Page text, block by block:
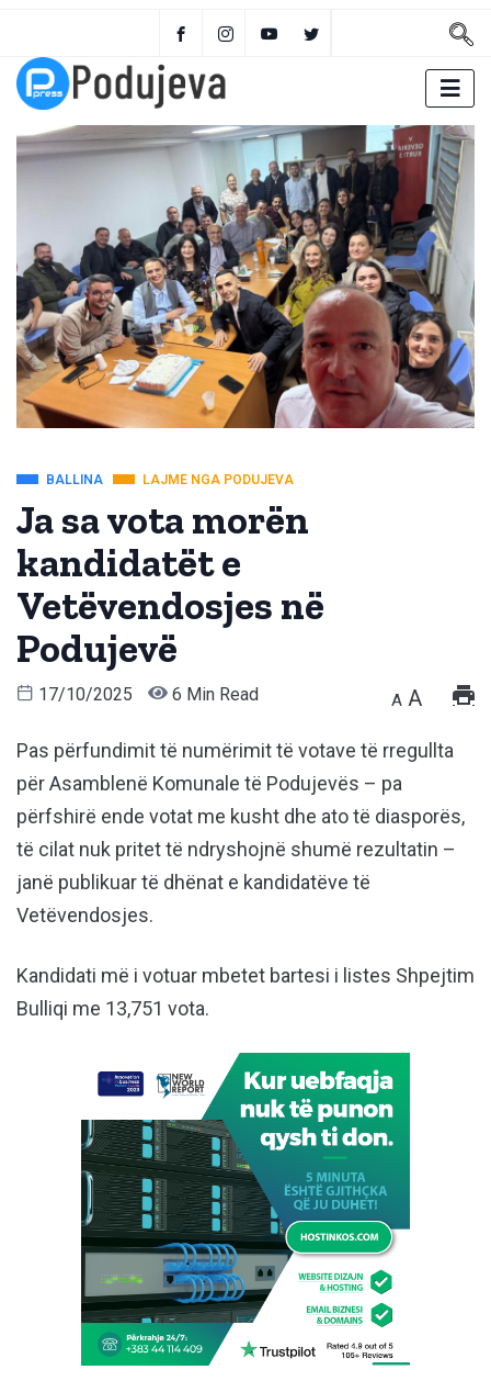
BALLINA LAJME NGA PODUJEVA
Ja sa vota morën
kandidatët e
Vetëvendosjes në
Podujevë
17/10/2025 6 Min Read A A
Pas përfundimit të numërimit të votave të rregullta
për Asamblenë Komunale të Podujevës – pa
përfshirë ende votat me kusht dhe ato të diasporës,
të cilat nuk pritet të ndryshojnë shumë rezultatin –
janë publikuar të dhënat e kandidatëve të
Vetëvendosjes.
Kandidati më i votuar mbetet bartesi i listes Shpejtim
Bulliqi me 13,751 vota.